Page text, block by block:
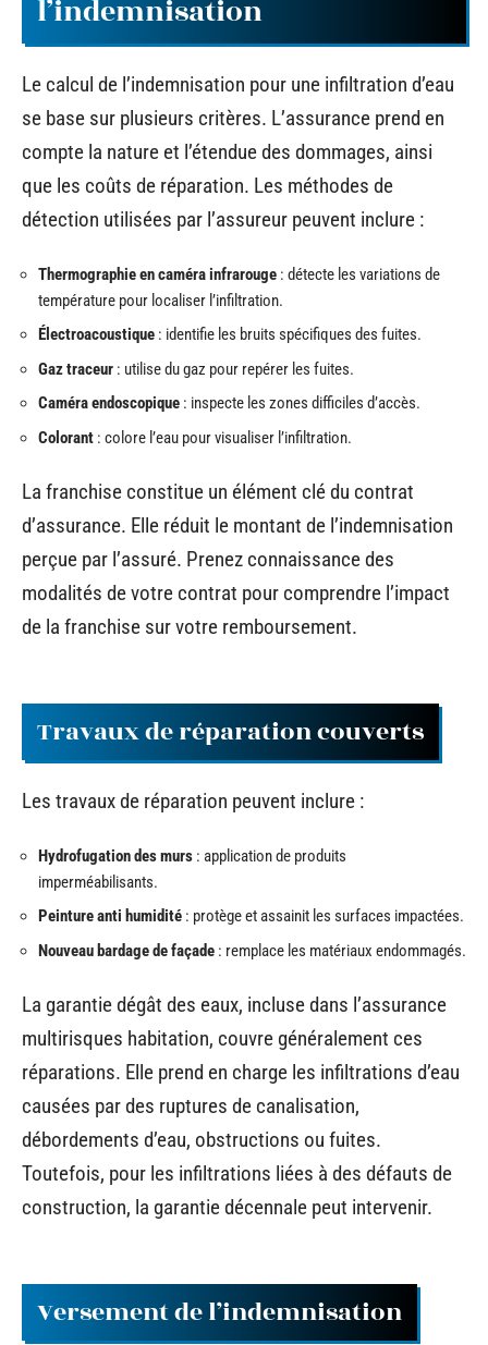
l’indemnisation
Le calcul de l’indemnisation pour une infiltration d’eau
se base sur plusieurs critères. L’assurance prend en
compte la nature et l’étendue des dommages, ainsi
que les coûts de réparation. Les méthodes de
détection utilisées par l’assureur peuvent inclure :
Thermographie en caméra infrarouge : détecte les variations de
température pour localiser l’infiltration.
Électroacoustique : identifie les bruits spécifiques des fuites.
Gaz traceur : utilise du gaz pour repérer les fuites.
Caméra endoscopique : inspecte les zones difficiles d’accès.
Colorant : colore l’eau pour visualiser l’infiltration.
La franchise constitue un élément clé du contrat
d’assurance. Elle réduit le montant de l’indemnisation
perçue par l’assuré. Prenez connaissance des
modalités de votre contrat pour comprendre l’impact
de la franchise sur votre remboursement.
Travaux de réparation couverts
Les travaux de réparation peuvent inclure :
Hydrofugation des murs : application de produits
imperméabilisants.
Peinture anti humidité : protège et assainit les surfaces impactées.
Nouveau bardage de façade : remplace les matériaux endommagés.
La garantie dégât des eaux, incluse dans l’assurance
multirisques habitation, couvre généralement ces
réparations. Elle prend en charge les infiltrations d’eau
causées par des ruptures de canalisation,
débordements d’eau, obstructions ou fuites.
Toutefois, pour les infiltrations liées à des défauts de
construction, la garantie décennale peut intervenir.
Versement de l’indemnisation